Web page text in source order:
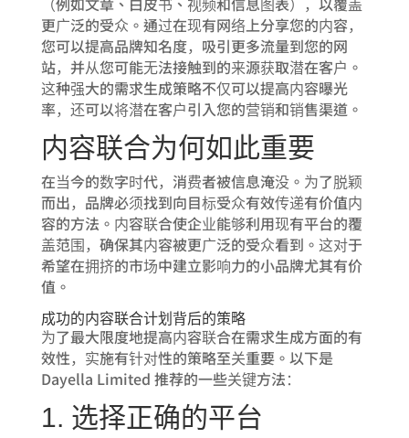
更广泛的受众。通过在现有网络上分享您的内容，
您可以提高品牌知名度，吸引更多流量到您的网
站，并从您可能无法接触到的来源获取潜在客户。
这种强大的需求生成策略不仅可以提高内容曝光
率，还可以将潜在客户引入您的营销和销售渠道。
内容联合为何如此重要
在当今的数字时代，消费者被信息淹没。为了脱颖
而出，品牌必须找到向目标受众有效传递有价值内
容的方法。内容联合使企业能够利用现有平台的覆
盖范围，确保其内容被更广泛的受众看到。这对于
希望在拥挤的市场中建立影响力的小品牌尤其有价
值。
成功的内容联合计划背后的策略
为了最大限度地提高内容联合在需求生成方面的有
效性，实施有针对性的策略至关重要。以下是
Dayella Limited 推荐的一些关键方法：
1. 选择正确的平台